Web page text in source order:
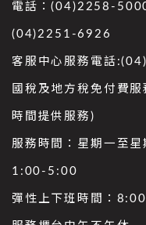
電話：(04)2258-
(04)2251-6926
客服中心服務電話
國稅及地方稅免付費
時間提供服務)
服務時間：星期一至
1:00-5:00
彈性上下班時間：